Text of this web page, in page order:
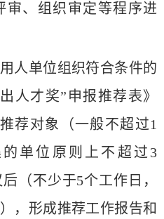
审、组织审定等程序进
单位组织符合条件的
人才奖”申报推荐表》
荐对象（一般不超过1
单位原则上不超过3
（不少于5个工作日，
，形成推荐工作报告和